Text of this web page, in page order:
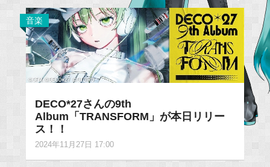
音楽
DECO*27さんの9th
Album「TRANSFORM」が本日リリー
ス！！
2024年11月27日 17:00